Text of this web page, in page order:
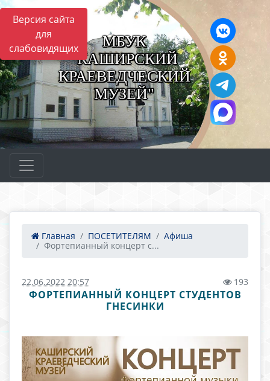
Версия сайта
для
слабовидящих
МБУК
"КАШИРСКИЙ
КРАЕВЕДЧЕСКИЙ
МУЗЕЙ"
Главная ПОСЕТИТЕЛЯМ
Афиша
Фортепианный концерт с...
22.06.2022 20:57 193
ФОРТЕПИАННЫЙ КОНЦЕРТ СТУДЕНТОВ
ГНЕСИНКИ